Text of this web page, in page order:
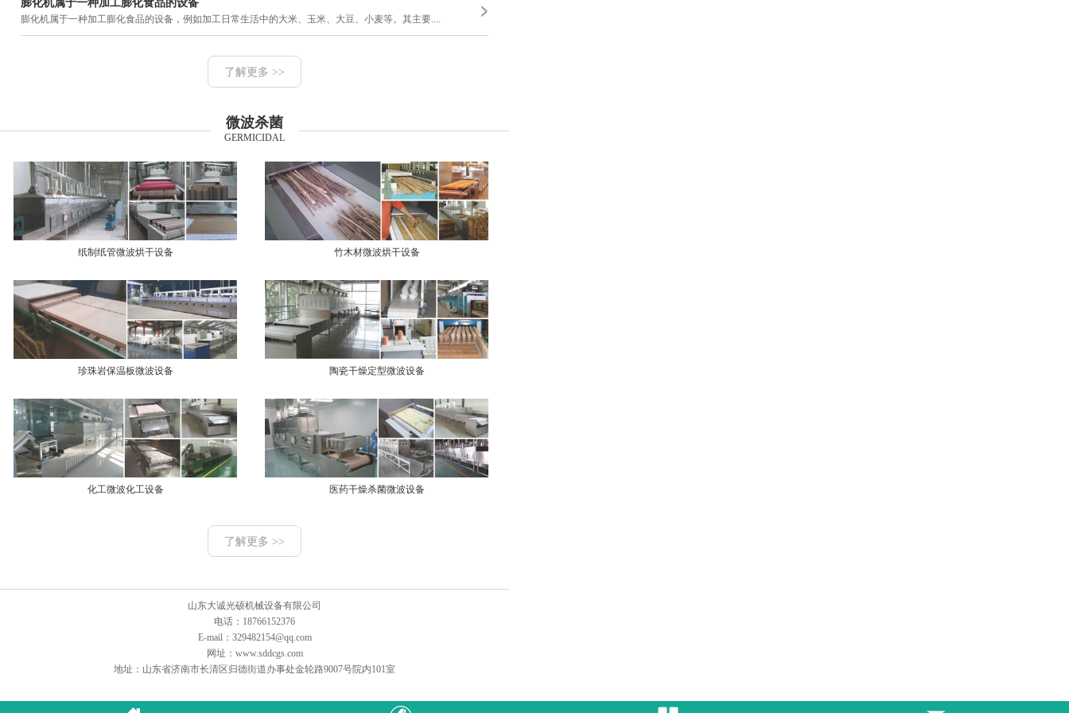
膨化机属于一种加工膨化食品的设备
膨化机属于一种加工膨化食品的设备，例如加工日常生活中的大米、玉米、大豆、小麦等。其主要....
了解更多 >>
微波杀菌
GERMICIDAL
纸制纸管微波烘干设备 竹木材微波烘干设备
珍珠岩保温板微波设备 陶瓷干燥定型微波设备
化工微波化工设备 医药干燥杀菌微波设备
了解更多 >>
山东大诚光硕机械设备有限公司
电话：18766152376
E-mail：329482154@qq.com
网址：www.sddcgs.com
地址：山东省济南市长清区归德街道办事处金轮路9007号院内101室